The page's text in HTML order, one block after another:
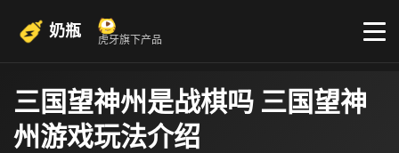
奶瓶 虎牙旗下产品
三国望神州是战棋吗 三国望神
州游戏玩法介绍